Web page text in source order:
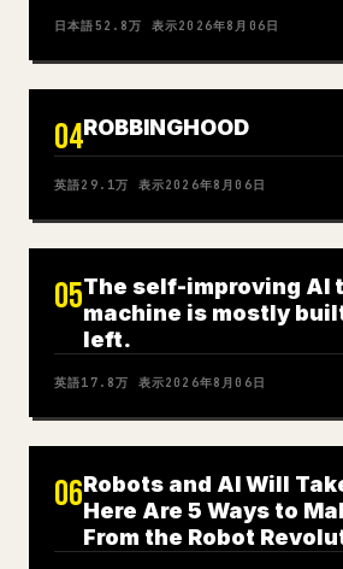
日本語52.8万 表示2026年8月06日
04ROBBINGHOOD
英語29.1万 表示2026年8月06日
05The self-improving AI
machine is mostly
left.
英語17.8万 表示2026年8月06日
06Robots and AI Will
Here Are 5 Ways to
From the Robot